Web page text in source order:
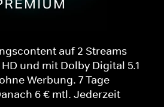
auf 2 Streams
und mit Dolby Digital 5.1
Werbung. 7 Tage
6 € mtl. Jederzeit